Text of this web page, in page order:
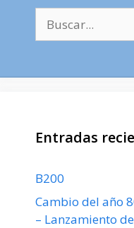
Entradas
B200
Cambio del año
– Lanzamiento